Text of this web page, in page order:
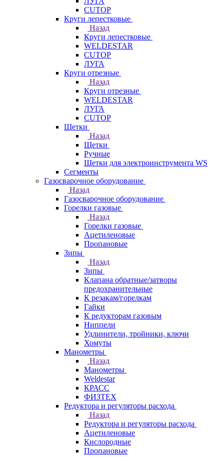
CUTOP
Круги лепестковые
Назад
Круги лепестковые
WELDESTAR
CUTOP
ЛУГА
Круги отрезные
Назад
Круги отрезные
WELDESTAR
ЛУГА
CUTOP
Щетки
Назад
Щетки
Ручные
Щетки для электроинструмента WS
Сегменты
Газосварочное оборудование
Назад
Газосварочное оборудование
Горелки газовые
Назад
Горелки газовые
Ацетиленовые
Пропановые
Зипы
Назад
Зипы
Клапана обратные/затворы
предохранительные
К резакам/горелкам
Гайки
К редукторам газовым
Ниппели
Удлинители, тройники, ключи
Хомуты
Манометры
Назад
Манометры
Weldestar
КРАСС
ФИЗТЕХ
Редуктора и регуляторы расхода
Назад
Редуктора и регуляторы расхода
Ацетиленовые
Кислородные
Пропановые